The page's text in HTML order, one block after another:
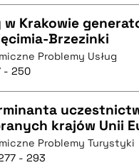
Krakowie
Brzezinki
Problemy Usług
- 250
krajów Unii
Problemy Turystyki
- 293